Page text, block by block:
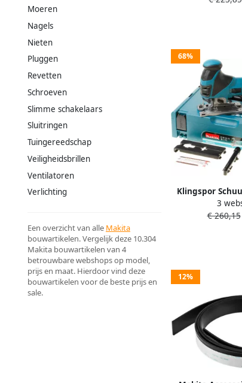
Moeren
Nagels
Nieten
Pluggen
Revetten
Schroeven
Slimme schakelaars
Sluitringen
Tuingereedschap
Veiligheidsbrillen
Ventilatoren
Verlichting
Een overzicht van alle Makita
bouwartikelen. Vergelijk deze 10.304
Makita bouwartikelen van 4
betrouwbare webshops op model,
prijs en maat. Hierdoor vind deze
bouwartikelen voor de beste prijs en
sale.
68%
Klingspor
mm korreling
korund | 1
3
€ 260,15
12%